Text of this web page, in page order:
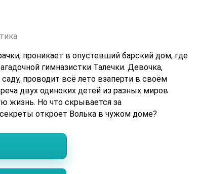
проникает в опустевший барский дом, где
гимназистки Талечки. Девочка,
проводит всё лето взаперти в своём
двух одиноких детей из разных миров
жизнь. Но что скрывается за
откроет Волька в чужом доме?